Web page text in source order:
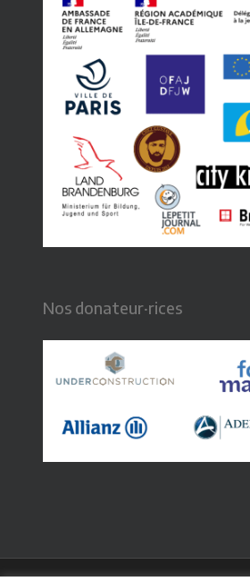
Nos donateur·rices